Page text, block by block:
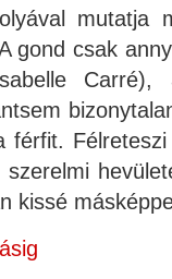
gond csak
Carré),
férfit.
kissé